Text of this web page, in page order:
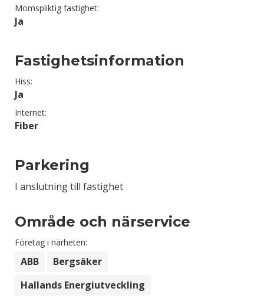
Momspliktig fastighet:
Ja
Fastighetsinformation
Hiss:
Ja
Internet:
Fiber
Parkering
I anslutning till fastighet
Område och närservice
Företag i närheten:
ABB
Bergsäker
Hallands Energiutveckling